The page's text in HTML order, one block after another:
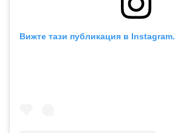
Вижте тази публикация в Instagram.